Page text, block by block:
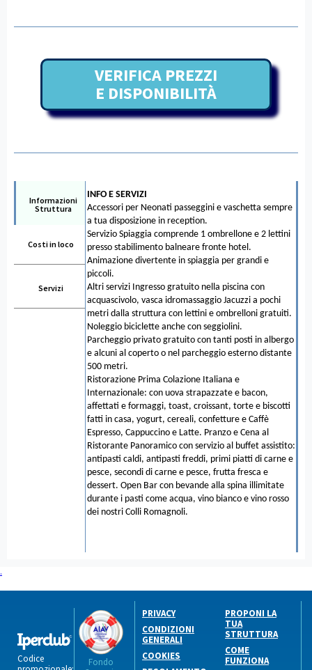
VERIFICA PREZZI
E DISPONIBILITÀ
Informazioni
Struttura
Costi in loco
Servizi
INFO E SERVIZI
Accessori per Neonati passeggini e vaschetta sempre
a tua disposizione in reception.
Servizio Spiaggia comprende 1 ombrellone e 2 lettini
presso stabilimento balneare fronte hotel.
Animazione divertente in spiaggia per grandi e
piccoli.
Altri servizi Ingresso gratuito nella piscina con
acquascivolo, vasca idromassaggio Jacuzzi a pochi
metri dalla struttura con lettini e ombrelloni gratuiti.
Noleggio biciclette anche con seggiolini.
Parcheggio privato gratuito con tanti posti in albergo
e alcuni al coperto o nel parcheggio esterno distante
500 metri.
Ristorazione Prima Colazione Italiana e
Internazionale: con uova strapazzate e bacon,
affettati e formaggi, toast, croissant, torte e biscotti
fatti in casa, yogurt, cereali, confetture e Caffè
Espresso, Cappuccino e Latte. Pranzo e Cena al
Ristorante Panoramico con servizio al buffet assistito:
antipasti caldi, antipasti freddi, primi piatti di carne e
pesce, secondi di carne e pesce, frutta fresca e
dessert. Open Bar con bevande alla spina illimitate
durante i pasti come acqua, vino bianco e vino rosso
dei nostri Colli Romagnoli.
.
Codice
Fondo
PRIVACY
CONDIZIONI
GENERALI
COOKIES
PROPONI LA
TUA
STRUTTURA
COME
FUNZIONA